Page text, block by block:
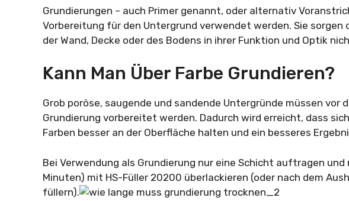
Grundierungen – auch Primer genannt, oder alternativ
Vorbereitung für den Untergrund verwendet werden. Sie sorgen
der Wand, Decke oder des Bodens in ihrer Funktion und Optik
Kann Man Über Farbe Grundieren?
Grob poröse, saugende und sandende Untergründe müssen
Grundierung vorbereitet werden. Dadurch wird erreicht, dass
Farben besser an der Oberfläche halten und ein besseres
Bei Verwendung als Grundierung nur eine Schicht auftragen
Minuten) mit HS-Füller 20200 überlackieren (oder nach dem
füllern).